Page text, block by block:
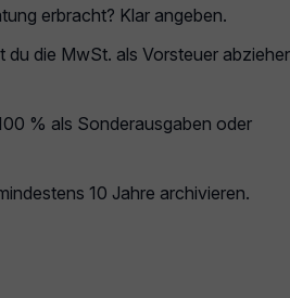
erbracht? Klar angeben.
du die MwSt. als Vorsteuer
% als Sonderausgaben oder
10 Jahre archivieren.